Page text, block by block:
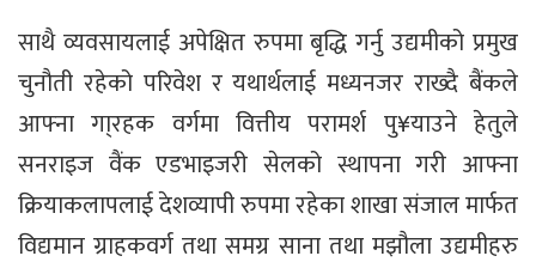
साथै व्यवसायलाई अपेक्षित रुपमा बृद्धि गर्नु उद्यमीको प्रमुख
चुनौती रहेको परिवेश र यथार्थलाई मध्यनजर राख्दै बैंकले
आफ्ना गा्रहक वर्गमा वित्तीय परामर्श पु¥याउने हेतुले
सनराइज वैंक एडभाइजरी सेलको स्थापना गरी आफ्ना
क्रियाकलापलाई देशव्यापी रुपमा रहेका शाखा संजाल मार्फत
विद्यमान ग्राहकवर्ग तथा समग्र साना तथा मझौला उद्यमीहरु